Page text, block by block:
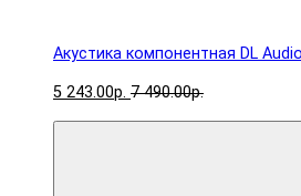
Акустика компонентная DL
5 243.00р. 7 490.00р.